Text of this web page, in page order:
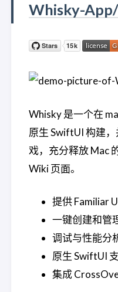
Whisky-
Whisky 是一个在
原生 SwiftUI 构建
戏，充分释放 Mac
Wiki 页面。
提供 Familiar
一键创建和管
调试与性能分
原生 SwiftUI
集成